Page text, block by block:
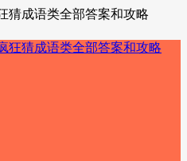
猜成语类全部答案和攻略